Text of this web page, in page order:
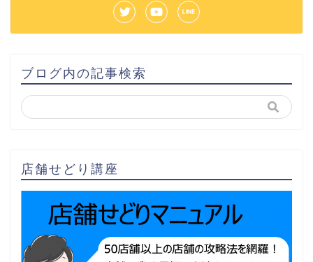
ブログ内の記事検索
店舗せどり講座